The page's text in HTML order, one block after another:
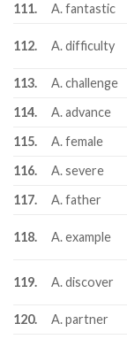
111.
A. fantastic
112. A. difficulty
113.
A. challenge
114.
A. advance
115.
A. female
116.
A. severe
117.
A. father
118. A. example
119. A. discover
120.
A. partner